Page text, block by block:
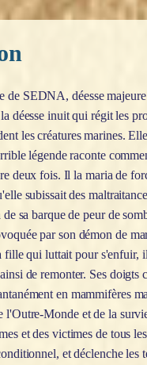
de SEDNA, déesse
déesse inuit qui régit les
les créatures marines.
légende raconte
deux fois. Il la maria de
subissait des
sa barque de peur de
par son démon de
fille qui luttait pour s'enfuir,
de remonter. Ses doigts
en mammifères
l'Outre-Monde et de la
et des victimes de tous
et déclenche les